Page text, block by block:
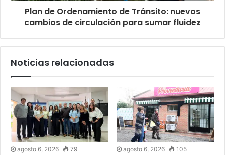
Plan de Ordenamiento de Tránsito: nuevos
cambios de circulación para sumar fluidez
Noticias relacionadas
agosto 6, 2026 79 agosto 6, 2026 105